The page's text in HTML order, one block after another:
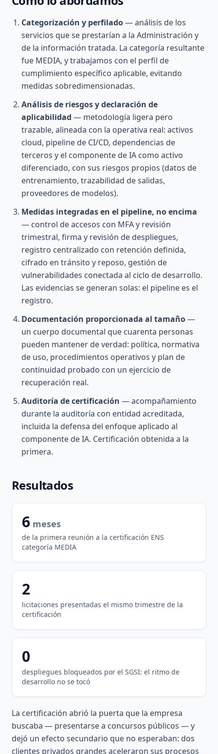
Categorización y perfilado— análisis de los
servicios que se prestarían a la Administración y
de la información tratada. La categoría resultante
fue MEDIA, y trabajamos con el perfil de
cumplimiento específico aplicable, evitando
medidas sobredimensionadas.
Análisis de riesgos y declaración de
aplicabilidad — metodología ligera pero
trazable, alineada con la operativa real: activos
cloud, pipeline de CI/CD, dependencias de
terceros y el componente de IA como activo
diferenciado, con sus riesgos propios (datos de
entrenamiento, trazabilidad de salidas,
proveedores de modelos).
Medidas integradas en el pipeline, no encima
— control de accesos con MFA y revisión
trimestral, firma y revisión de despliegues,
registro centralizado con retención definida,
cifrado en tránsito y reposo, gestión de
vulnerabilidades conectada al ciclo de desarrollo.
Las evidencias se generan solas: el pipeline es el
registro.
Documentación proporcionada al tamaño—
un cuerpo documental que cuarenta personas
pueden mantener de verdad: política, normativa
de uso, procedimientos operativos y plan de
continuidad probado con un ejercicio de
recuperación real.
Auditoría de certificación — acompañamiento
durante la auditoría con entidad acreditada,
incluida la defensa del enfoque aplicado al
componente de IA. Certificación obtenida a la
primera.
Resultados
6 meses
de la primera reunión a la certificación ENS
categoría MEDIA
2
licitaciones presentadas el mismo trimestre de la
certificación
0
despliegues bloqueados por el SGSI: el ritmo de
desarrollo no se tocó
La certificación abrió la puerta que la empresa
buscaba — presentarse a concursos públicos — y
dejó un efecto secundario que no esperaban: dos
clientes privados grandes aceleraron sus procesos